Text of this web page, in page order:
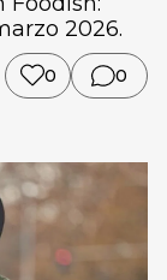
2026.
0 0